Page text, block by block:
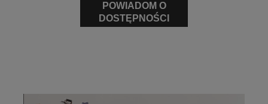
POWIADOM O
DOSTĘPNOŚCI